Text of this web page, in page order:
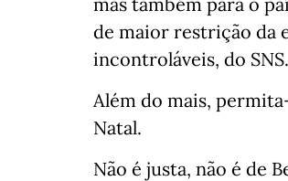
de maior restrição da
incontroláveis, do SNS.
Além do mais,
Natal.
Não é justa, não é de